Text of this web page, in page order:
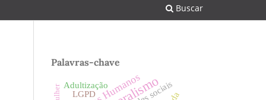
Buscar
Palavras-chave
Adultização
LGPD